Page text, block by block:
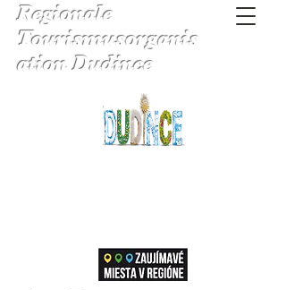
Regionale
Tourismusorganis
ation Dudince